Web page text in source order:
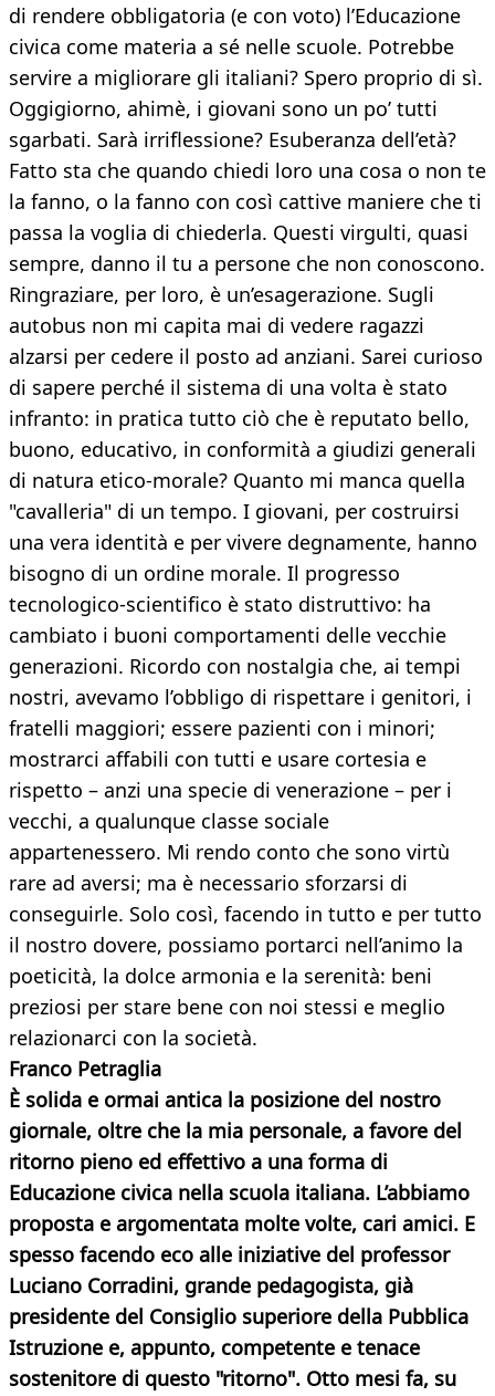
di rendere obbligatoria (e con voto) l’Educazione
civica come materia a sé nelle scuole. Potrebbe
servire a migliorare gli italiani? Spero proprio di sì.
Oggigiorno, ahimè, i giovani sono un po’ tutti
sgarbati. Sarà irriflessione? Esuberanza dell’età?
Fatto sta che quando chiedi loro una cosa o non te
la fanno, o la fanno con così cattive maniere che ti
passa la voglia di chiederla. Questi virgulti, quasi
sempre, danno il tu a persone che non conoscono.
Ringraziare, per loro, è un’esagerazione. Sugli
autobus non mi capita mai di vedere ragazzi
alzarsi per cedere il posto ad anziani. Sarei curioso
di sapere perché il sistema di una volta è stato
infranto: in pratica tutto ciò che è reputato bello,
buono, educativo, in conformità a giudizi generali
di natura etico-morale? Quanto mi manca quella
"cavalleria" di un tempo. I giovani, per costruirsi
una vera identità e per vivere degnamente, hanno
bisogno di un ordine morale. Il progresso
tecnologico-scientifico è stato distruttivo: ha
cambiato i buoni comportamenti delle vecchie
generazioni. Ricordo con nostalgia che, ai tempi
nostri, avevamo l’obbligo di rispettare i genitori, i
fratelli maggiori; essere pazienti con i minori;
mostrarci affabili con tutti e usare cortesia e
rispetto – anzi una specie di venerazione – per i
vecchi, a qualunque classe sociale
appartenessero. Mi rendo conto che sono virtù
rare ad aversi; ma è necessario sforzarsi di
conseguirle. Solo così, facendo in tutto e per tutto
il nostro dovere, possiamo portarci nell’animo la
poeticità, la dolce armonia e la serenità: beni
preziosi per stare bene con noi stessi e meglio
relazionarci con la società.
Franco Petraglia
È solida e ormai antica la posizione del nostro
giornale, oltre che la mia personale, a favore del
ritorno pieno ed effettivo a una forma di
Educazione civica nella scuola italiana. L’abbiamo
proposta e argomentata molte volte, cari amici. E
spesso facendo eco alle iniziative del professor
Luciano Corradini, grande pedagogista, già
presidente del Consiglio superiore della Pubblica
Istruzione e, appunto, competente e tenace
sostenitore di questo "ritorno". Otto mesi fa, su